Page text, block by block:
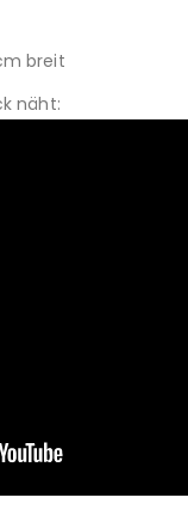
breit
näht: